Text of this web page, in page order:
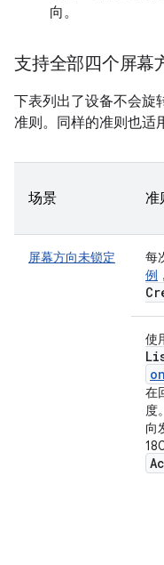
向。
支持全部四个屏幕
下表列出了设备不会旋
准则。同样的准则也适
场景 准
屏幕方向未锁定 每
例
使
在
度
向